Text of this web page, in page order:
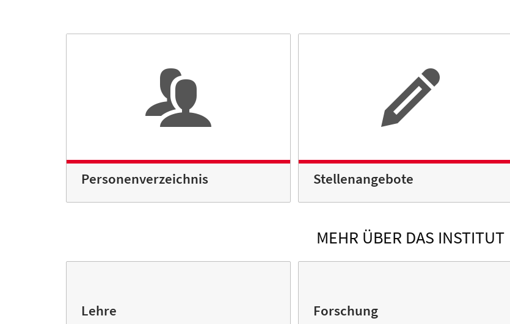
Personenverzeichnis Stellenangebote
MEHR ÜBER DAS INSTITUT
Lehre Forschung